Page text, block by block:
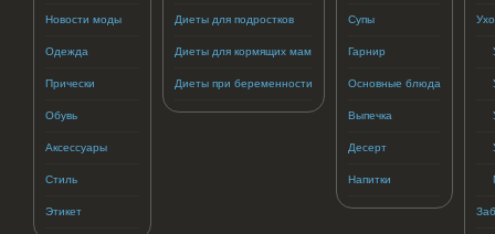
Новости моды
Одежда
Прически
Обувь
Аксессуары
Стиль
Этикет
Диеты для подростков
Диеты для кормящих мам
Диеты при беременности
Супы
Гарнир
Основные блюда
Выпечка
Десерт
Напитки